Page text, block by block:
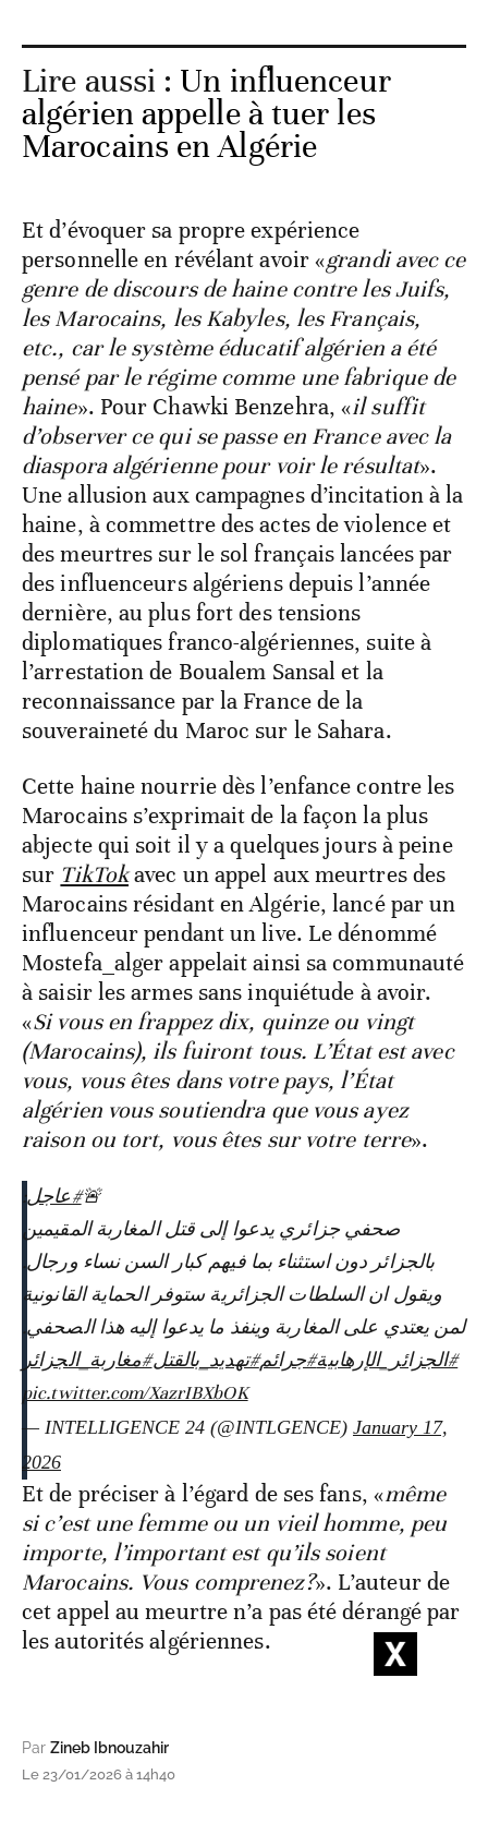
Lire aussi : Un influenceur
algérien appelle à tuer les
Marocains en Algérie
Et d’évoquer sa propre expérience
personnelle en révélant avoir «grandi avec ce
genre de discours de haine contre les Juifs,
les Marocains, les Kabyles, les Français,
etc., car le système éducatif algérien a été
pensé par le régime comme une fabrique de
haine». Pour Chawki Benzehra, «il suffit
d’observer ce qui se passe en France avec la
diaspora algérienne pour voir le résultat».
Une allusion aux campagnes d’incitation à la
haine, à commettre des actes de violence et
des meurtres sur le sol français lancées par
des influenceurs algériens depuis l’année
dernière, au plus fort des tensions
diplomatiques franco-algériennes, suite à
l’arrestation de Boualem Sansal et la
reconnaissance par la France de la
souveraineté du Maroc sur le Sahara.
Cette haine nourrie dès l’enfance contre les
Marocains s’exprimait de la façon la plus
abjecte qui soit il y a quelques jours à peine
sur TikTokavec un appel aux meurtres des
Marocains résidant en Algérie, lancé par un
influenceur pendant un live. Le dénommé
Mostefa_alger appelait ainsi sa communauté
à saisir les armes sans inquiétude à avoir.
«Si vous en frappez dix, quinze ou vingt
(Marocains), ils fuiront tous. L’État est avec
vous, vous êtes dans votre pays, l’État
algérien vous soutiendra que vous ayez
raison ou tort, vous êtes sur votre terre».
🚨#عاجل:
صحفي جزائري يدعوا إلى قتل المغاربة المقيمين
بالجزائر دون استثناء بما فيهم كبار السن نساء ورجال.
ويقول ان السلطات الجزائرية ستوفر الحماية القانونية
لمن يعتدي على المغاربة وينفذ ما يدعوا إليه هذا الصحفي.
#الجزائر_الإرهابية#جرائم#تهديد_بالقتل#مغاربة_الجزائر
pic.twitter.com/XazrIBXbOK
— INTELLIGENCE 24 (@INTLGENCE) January 17,
2026
Et de préciser à l’égard de ses fans, «même
si c’est une femme ou un vieil homme, peu
importe, l’important est qu’ils soient
Marocains. Vous comprenez?». L’auteur de
cet appel au meurtre n’a pas été dérangé par
les autorités algériennes.
Par Zineb Ibnouzahir
Le 23/01/2026 à 14h40